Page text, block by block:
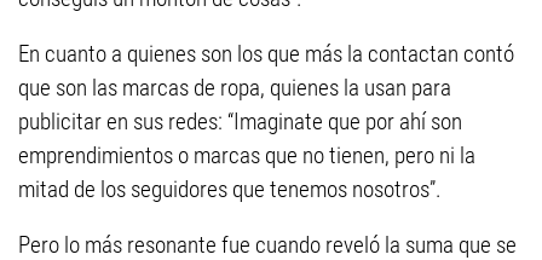
En cuanto a quienes son los que más la contactan contó
que son las marcas de ropa, quienes la usan para
publicitar en sus redes: “Imaginate que por ahí son
emprendimientos o marcas que no tienen, pero ni la
mitad de los seguidores que tenemos nosotros”.
Pero lo más resonante fue cuando reveló la suma que se